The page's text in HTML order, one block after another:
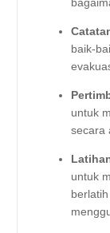
baik-
untuk
secara
untuk